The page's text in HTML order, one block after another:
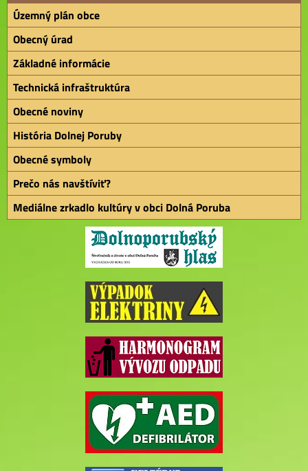
Územný plán obce
Obecný úrad
Základné informácie
Technická infraštruktúra
Obecné noviny
História Dolnej Poruby
Obecné symboly
Prečo nás navštíviť?
Mediálne zrkadlo kultúry v obci Dolná Poruba